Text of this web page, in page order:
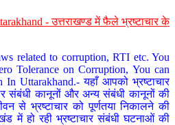
- उत्तराखण्ड में फैले भ्रष्टाचार के
related to corruption, RTI etc. You
Tolerance on Corruption, You can
Uttarakhand.- यहाँ आपको भ्रष्टाचार
संबंधी कानूनों और अन्य संबंधी कानूनों की
से भ्रष्टाचार को पूर्णतया निकालने की
में हो रही भ्रष्टाचार संबंधी घटनाओं की